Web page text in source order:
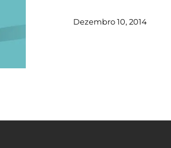
Dezembro 10, 2014